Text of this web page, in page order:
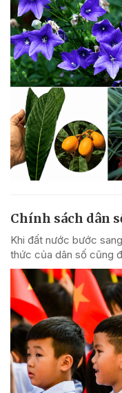
Chính sách dân
Khi đất nước bước
thức của dân số cũng